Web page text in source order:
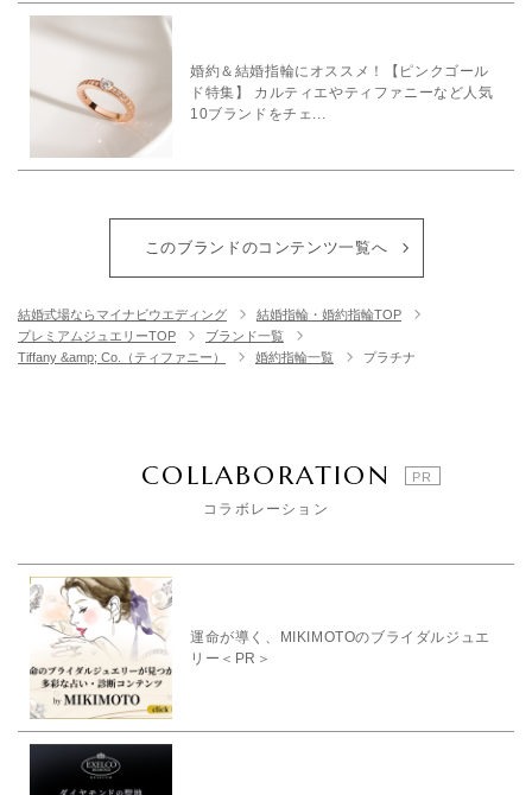
婚約＆結婚指輪にオススメ！【ピンクゴール
ド特集】 カルティエやティファニーなど人気
10ブランドをチェ...
このブランドのコンテンツ一覧へ
結婚式場ならマイナビウエディング
結婚指輪・婚約指輪TOP
プレミアムジュエリーTOP
ブランド一覧
Tiffany &amp; Co.（ティファニー）
婚約指輪一覧 プラチナ
COLLABORATION
コラボレーション
運命が導く、MIKIMOTOのブライダルジュエ
リー＜PR＞